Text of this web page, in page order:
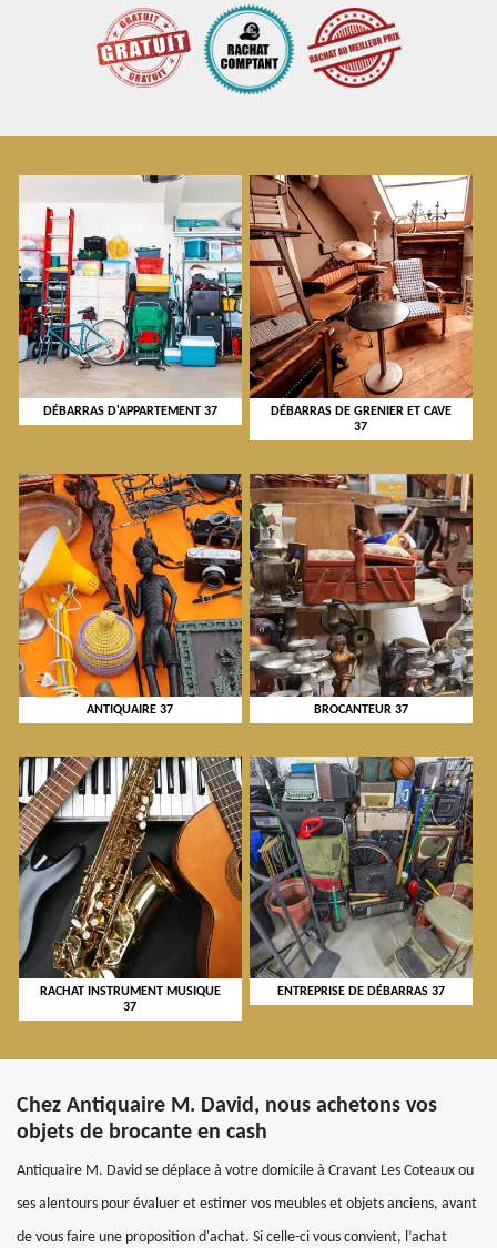
DÉBARRAS D'APPARTEMENT 37
DÉBARRAS DE GRENIER ET CAVE
37
ANTIQUAIRE 37 BROCANTEUR 37
RACHAT INSTRUMENT MUSIQUE
37
ENTREPRISE DE DÉBARRAS 37
Chez Antiquaire M. David, nous achetons vos
objets de brocante en cash
Antiquaire M. David se déplace à votre domicile à Cravant Les Coteaux ou
ses alentours pour évaluer et estimer vos meubles et objets anciens, avant
de vous faire une proposition d'achat. Si celle-ci vous convient, l’achat